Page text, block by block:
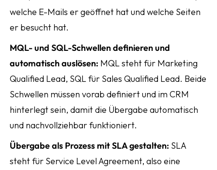
welche E-Mails er geöffnet hat und welche Seiten
er besucht hat.
MQL- und SQL-Schwellen definieren und
automatisch auslösen: MQL steht für Marketing
Qualified Lead, SQL für Sales Qualified Lead. Beide
Schwellen müssen vorab definiert und im CRM
hinterlegt sein, damit die Übergabe automatisch
und nachvollziehbar funktioniert.
Übergabe als Prozess mit SLA gestalten: SLA
steht für Service Level Agreement, also eine